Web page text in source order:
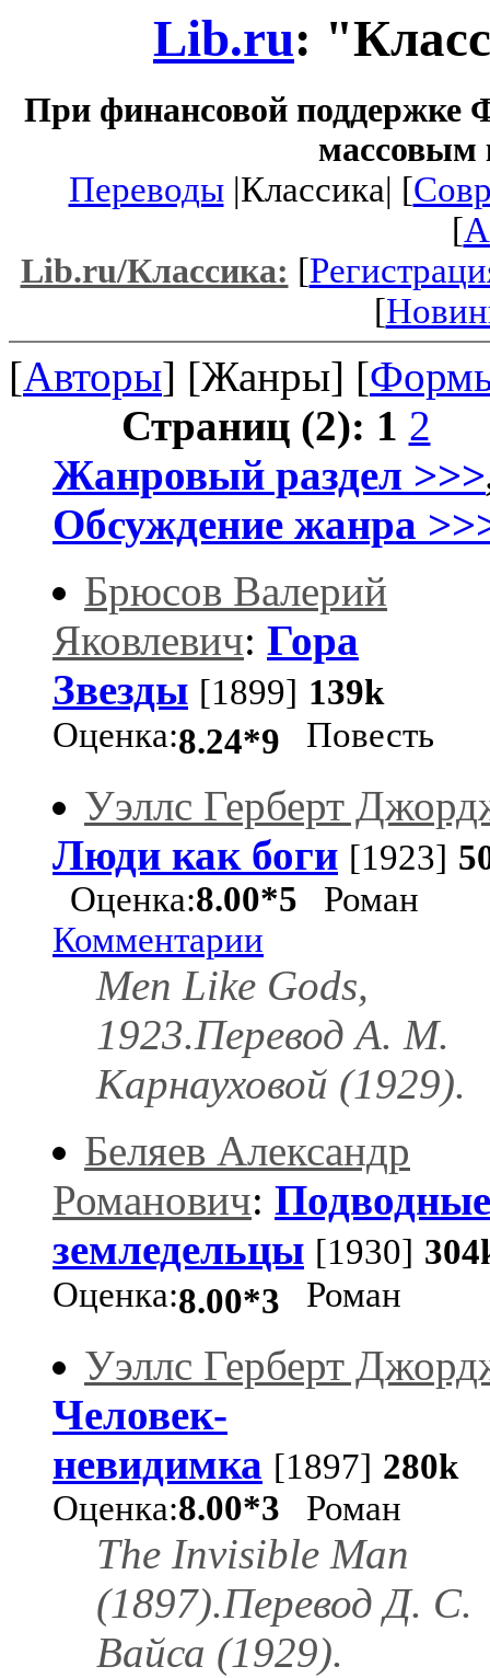
Lib.ru:
При финансовой поддержке
массовым
Переводы|Классика| [
[
Lib.ru/Классика: [
[
[Авторы] [Жанры] [
Страниц (2): 1 2
Жанровый раздел >>>
Обсуждение жанра
Брюсов Валерий
Яковлевич: Гора
Звезды [1899] 139k
Оценка:8.24*9
Повесть
Уэллс Герберт
Люди как боги [1923]
Оценка:8.00*5 Роман
Комментарии
Men Like Gods,
1923.Перевод А. М.
Карнауховой (1929).
Беляев Александр
Романович: Подводные
земледельцы [1930]
Оценка:8.00*3
Роман
Уэллс Герберт
Человек-
невидимка [1897] 280k
Оценка:8.00*3 Роман
The Invisible Man
(1897).Перевод Д. С.
Вайса (1929).